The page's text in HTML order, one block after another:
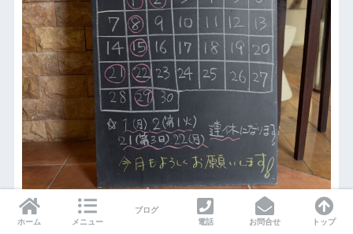
ホーム メニュー
ブログ
電話
お問合せ トップ